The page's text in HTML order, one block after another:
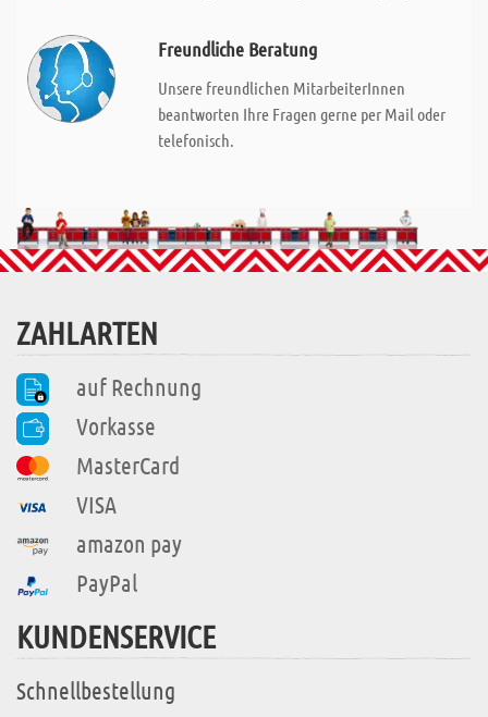
Freundliche Beratung
Unsere freundlichen MitarbeiterInnen
beantworten Ihre Fragen gerne per Mail oder
telefonisch.
ZAHLARTEN
auf Rechnung
Vorkasse
MasterCard
VISA
amazon pay
PayPal
KUNDENSERVICE
Schnellbestellung